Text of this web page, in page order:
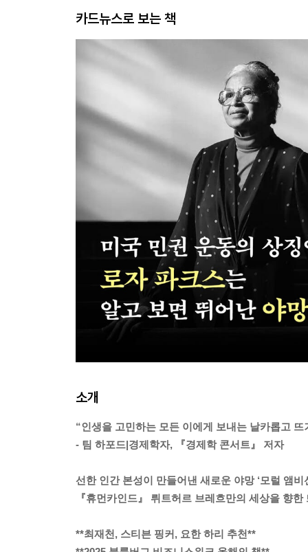
카드뉴스로 보는 책
소개
“인생을 고민하는 모든 이에게 보내는 날카롭고 뜨
- 팀 하포드|경제학자, 『경제학 콘서트』 저자
선한 인간 본성이 만들어낸 새로운 야망 ‘모럴 앰비
『휴먼카인드』 뤼트허르 브레흐만의 세상을 향한
**최재천, 스티븐 핑커, 요한 하리 추천**